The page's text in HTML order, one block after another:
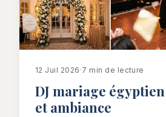
12 Juil 2026 ·7 min de lecture
DJ mariage
et ambiance